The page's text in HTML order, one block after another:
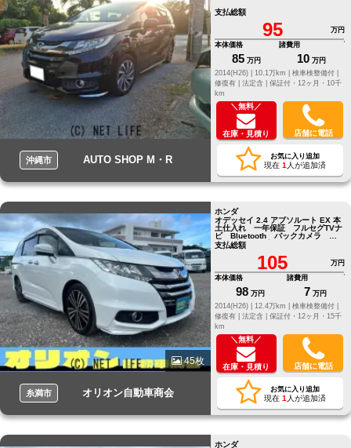
沖縄市 AUTO SHOP M・R
支払総額
95
万円
本体価格
85 万円
諸費用
10 万円
2014(H26) |
10.1万km |
検車検整備付 |
修復有 | 法定含 | 保証付・12ヶ月・10千
km
＼無料／
在庫・見積り 店舗に電話
お気に入り追加
現在 1 人が追加済
45枚
糸満市 オリオン自動車商会
ホンダ
オデッセイ 2.4 アブソルート EX 本
土仕入れ 一年保証 フルセグTVナ
ビ Bluetooth バックカメラ ド
ライブレコーダー ＥＴＣ
支払総額
105
万円
本体価格
98 万円
諸費用
7 万円
2014(H26) |
12.4万km |
検車検整備付 |
修復有 | 法定含 | 保証付・12ヶ月・15千
km
＼無料／
在庫・見積り 店舗に電話
お気に入り追加
現在 1 人が追加済
ホンダ